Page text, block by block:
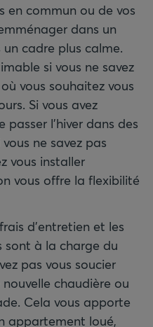
en commun ou de vos
dans un
cadre plus calme.
si vous ne savez
vous souhaitez vous
Si vous avez
passer l’hiver dans des
ne savez pas
vous installer
vous offre la flexibilité
d'entretien et les
à la charge du
pas vous soucier
nouvelle chaudière ou
Cela vous apporte
appartement loué,